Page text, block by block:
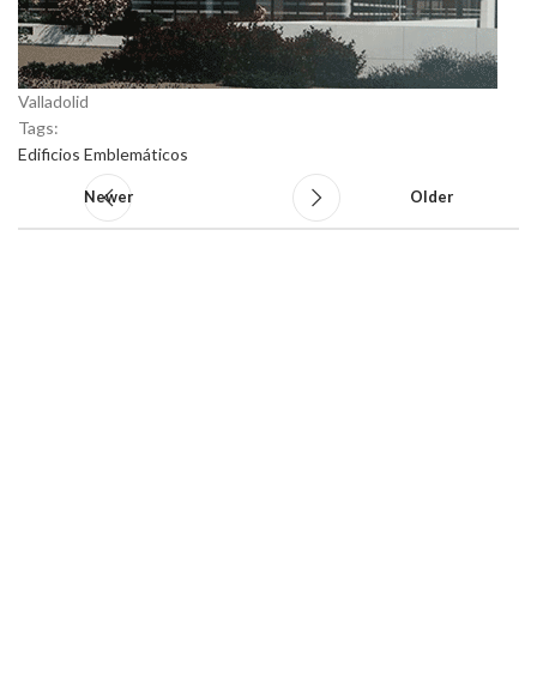
Valladolid
Tags:
Edificios Emblemáticos
Newer Older